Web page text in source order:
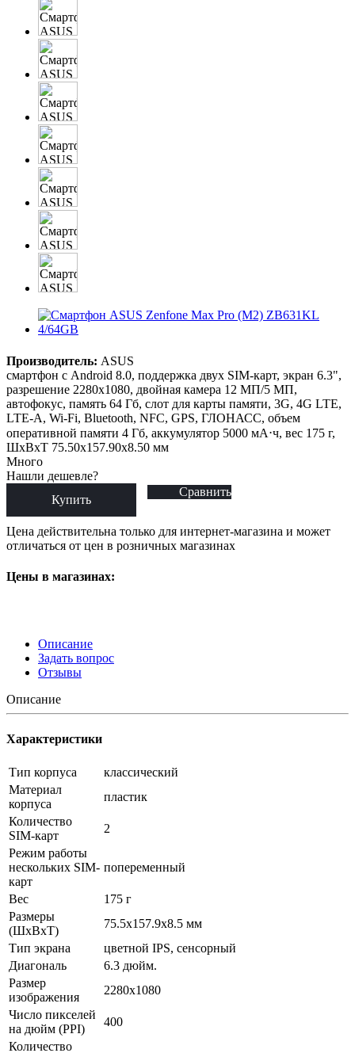
Производитель: ASUS
смартфон с Android 8.0, поддержка двух SIM-карт, экран 6.3",
разрешение 2280x1080, двойная камера 12 МП/5 МП,
автофокус, память 64 Гб, слот для карты памяти, 3G, 4G LTE,
LTE-A, Wi-Fi, Bluetooth, NFC, GPS, ГЛОНАСС, объем
оперативной памяти 4 Гб, аккумулятор 5000 мА⋅ч, вес 175 г,
ШxВxТ 75.50x157.90x8.50 мм
Много
Нашли дешевле?
Купить
Сравнить
Цена действительна только для интернет-магазина и может
отличаться от цен в розничных магазинах
Цены в магазинах:
Описание
Задать вопрос
Отзывы
Описание
Характеристики
Тип корпуса
классический
Материал
корпуса
пластик
Количество
SIM-карт
2
Режим работы
нескольких SIM-
карт
попеременный
Вес
175 г
Размеры
(ШxВxТ)
75.5x157.9x8.5 мм
Тип экрана
цветной IPS, сенсорный
Диагональ
6.3 дюйм.
Размер
изображения
2280x1080
Число пикселей
на дюйм (PPI)
400
Количество